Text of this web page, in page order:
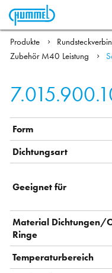
Produkte
Zubehör M40 Leistung
Form
Dichtungsart
Geeignet für
Material Dichtungen/
Ringe
Temperaturbereich